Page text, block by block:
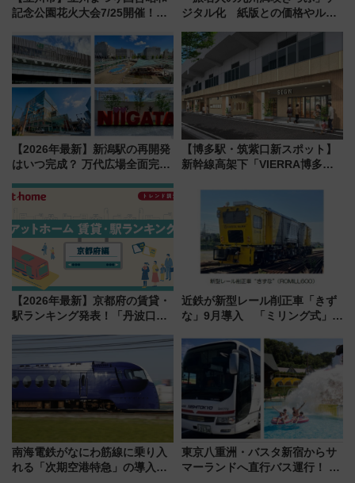
記念公園花火大会7/25開催！
混雑に要注意、その理由は
ジタル化 紙版との価格やルー
【2026年最新】新潟駅の再開発
はいつ完成？ 万代広場全面完成
開発、バスタ新潟構想まで徹底
【博多駅・筑紫口新スポット】
新幹線高架下「VIERRA博多テ
通り」も一新
【2026年最新】京都府の賃貸・
駅ランキング発表！「丹波口」
由は？
近鉄が新型レール削正車「きず
な」9月導入 「ミリング式」採
化！安全性や乗り心地の向上に
貢献するだけでなく、全線区で
活躍するための仕組みも
南海電鉄がなにわ筋線に乗り入
れる「次期空港特急」の導入を
東京八重洲・バスタ新宿からサ
マーランドへ直行バス運行！ お